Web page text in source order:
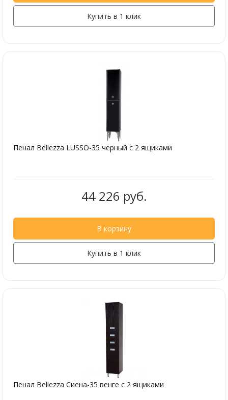
Купить в 1 клик
Пенал Bellezza LUSSO-35 черный с 2 ящиками
44 226 руб.
В корзину
Купить в 1 клик
Пенал Bellezza Сиена-35 венге с 2 ящиками